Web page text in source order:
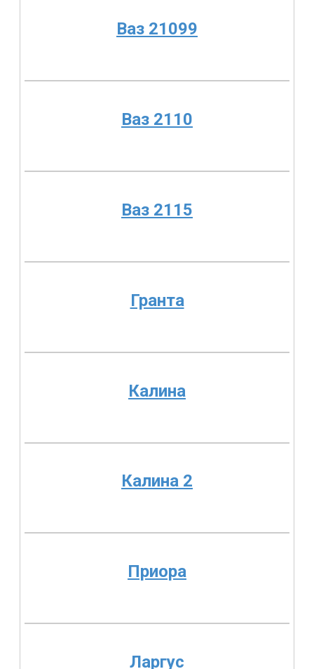
Ваз 21099
Ваз 2110
Ваз 2115
Гранта
Калина
Калина 2
Приора
Ларгус